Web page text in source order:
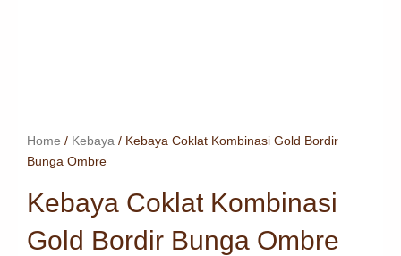
Home / Kebaya / Kebaya Coklat Kombinasi Gold Bordir
Bunga Ombre
Kebaya Coklat Kombinasi
Gold Bordir Bunga Ombre